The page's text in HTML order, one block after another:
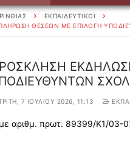
ΔΙΟΙΚΗΣΗ
ΣΧΟΛΕΙΑ
ΕΚΠΑΙΔΕΥΤΙΚΟΙ
ΘΕΣΕΩΝ ΜΕ ΕΠΙΛΟΓΗ
7 ΙΟΥΛΊΟΥ 2026, 11:13
αριθμ. πρωτ. 89399/Κ1/